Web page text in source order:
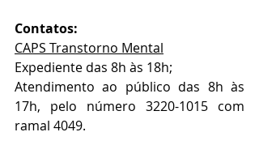
Contatos:
CAPS Transtorno Mental
Expediente das 8h às 18h;
Atendimento ao público das 8h às
17h, pelo número 3220-1015 com
ramal 4049.